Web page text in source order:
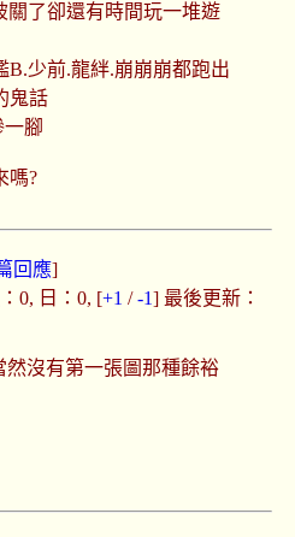
關了卻還有時間玩一堆遊
B.少前.龍絆.崩崩崩都跑出
鬼話
腳
嗎?
回應]
0, 日：0, [+1 /-1] 最後更新：
然沒有第一張圖那種餘裕